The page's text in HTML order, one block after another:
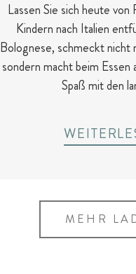
Lassen Sie sich heute von
Kindern nach Italien
Bolognese, schmeckt nicht
sondern macht beim Essen
Spaß mit den
MEHR